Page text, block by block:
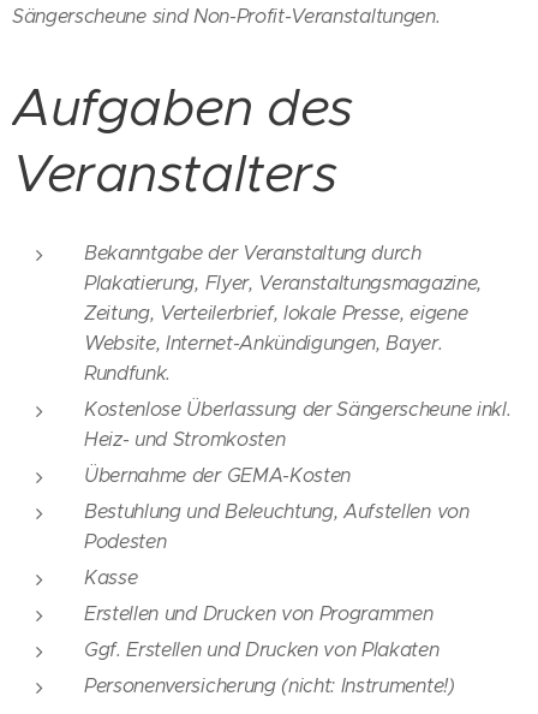
Sängerscheune sind Non-Profit-Veranstaltungen.
Aufgaben des
Veranstalters
Bekanntgabe der Veranstaltung durch
Plakatierung, Flyer, Veranstaltungsmagazine,
Zeitung, Verteilerbrief, lokale Presse, eigene
Website, Internet-Ankündigungen, Bayer.
Rundfunk.
Kostenlose Überlassung der Sängerscheune inkl.
Heiz- und Stromkosten
Übernahme derGEMA-Kosten
Bestuhlung und Beleuchtung, Aufstellen von
Podesten
Kasse
Erstellen und Drucken von Programmen
Ggf. Erstellen und Drucken von Plakaten
Personenversicherung (nicht: Instrumente!)